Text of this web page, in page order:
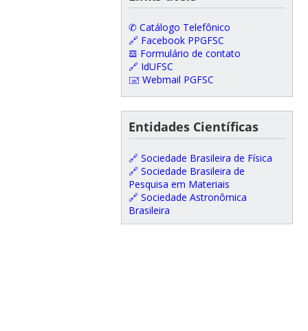
✆ Catálogo Telefônico
🔗 Facebook PPGFSC
𝌕 Formulário de contato
🔗 IdUFSC
🖃 Webmail PGFSC
Entidades Científicas
🔗 Sociedade Brasileira de Física
🔗 Sociedade Brasileira de
Pesquisa em Materiais
🔗 Sociedade Astronômica
Brasileira